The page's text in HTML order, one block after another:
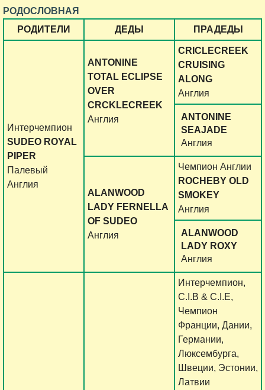
РОДОСЛОВНАЯ
РОДИТЕЛИ
ДЕДЫ ПРАДЕДЫ
Интерчемпион
SUDEO ROYAL
PIPER
Палевый
Англия
ANTONINE
TOTAL ECLIPSE
OVER
CRCKLECREEK
Англия
CRICLECREEK
CRUISING
ALONG
Англия
ANTONINE
SEAJADE
Англия
ALANWOOD
LADY FERNELLA
OF SUDEO
Англия
Чемпион Англии
ROCHEBY OLD
SMOKEY
Англия
ALANWOOD
LADY ROXY
Англия
Интерчемпион,
C.I.B & C.I.E,
Чемпион
Франции, Дании,
Германии,
Люксембурга,
Швеции, Эстонии,
Латвии